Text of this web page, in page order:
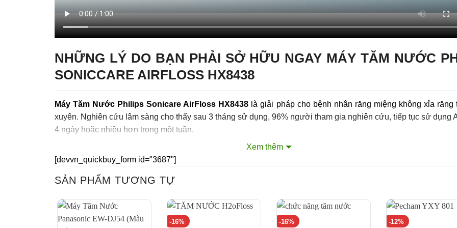
NHỮNG LÝ DO BẠN PHẢI SỞ HỮU NGAY MÁY TĂM NƯỚC
SONICCARE AIRFLOSS HX8438
Máy Tăm Nước Philips Sonicare AirFloss HX8438 là giải pháp cho bệnh nhân răng miệng không xỉa răng
xuyên. Nghiên cứu lâm sàng cho thấy sau 3 tháng sử dụng, 96% người tham gia nghiên cứu, tiếp tục sử dụng
4 ngày hoặc nhiều hơn trong một tuần.
để loại bỏ mảng bám sinh học giữa các răng và tuyệt đối an toàn đối với răng và nướu.
an toàn của Philips Sonicare. AirFloss vừa dễ sử dụng vừa làm sạch và tươi mát răng miệng với công
sương cực nhỏ.
Xem thêm
[devvn_quickbuy_form id="3687"]
SẢN PHẨM TƯƠNG TỰ
-16% -16% -12%